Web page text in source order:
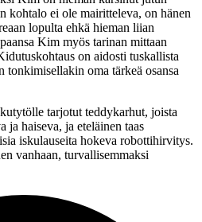
kohtalo ei ole mairitteleva, on hänen
lopulta ehkä hieman liian
Kim myös tarinan mittaan
on aidosti tuskallista
tonkimisellakin oma tärkeä osansa
tarjotut teddykarhut, joista
ja haiseva, ja eteläinen taas
iskulauseita hokeva robottihirvitys.
vanhaan, turvallisemmaksi